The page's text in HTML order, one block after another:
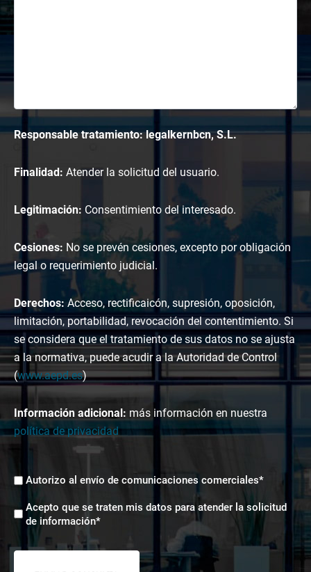
Responsable tratamiento: legalkernbcn, S.L.
Finalidad: Atender la solicitud del usuario.
Legitimación: Consentimiento del interesado.
Cesiones: No se prevén cesiones, excepto por obligación
legal o requerimiento judicial.
Derechos: Acceso, rectificaicón, supresión, oposición,
limitación, portabilidad, revocación del contentimiento. Si
se considera que el tratamiento de sus datos no se ajusta
a la normativa, puede acudir a la Autoridad de Control
(www.aepd.es)
Información adicional: más información en nuestra
política de privacidad
Envíos
Autorizo al envío de comunicaciones comerciales*
Aceptación
tratamiento
datos
Acepto que se traten mis datos para atender la solicitud
de información*